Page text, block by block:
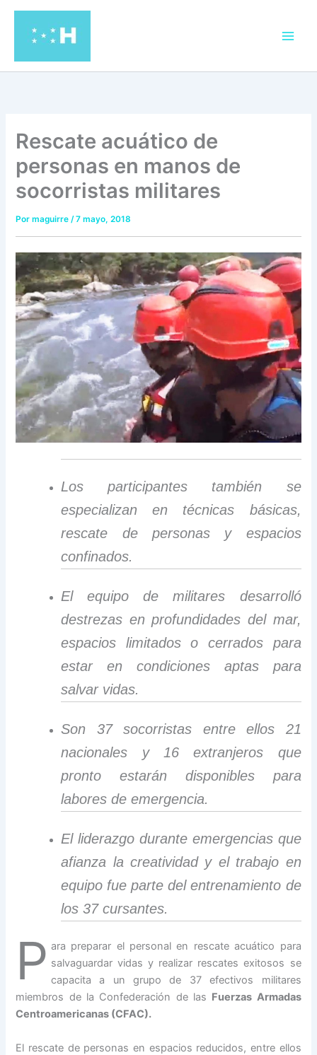
contenido
Rescate acuático de
personas en manos de
socorristas militares
Pormaguirre/7 mayo, 2018
Los participantes también se
especializan en técnicas básicas,
rescate de personas y espacios
confinados.
El equipo de militares desarrolló
destrezas en profundidades del mar,
espacios limitados o cerrados para
estar en condiciones aptas para
salvar vidas.
Son 37 socorristas entre ellos 21
nacionales y 16 extranjeros que
pronto estarán disponibles para
labores de emergencia.
El liderazgo durante emergencias que
afianza la creatividad y el trabajo en
equipo fue parte del entrenamiento de
los 37 cursantes.
P ara preparar el personal en rescate acuático para
salvaguardar vidas y realizar rescates exitosos se
capacita a un grupo de 37 efectivos militares
miembros de la Confederación de las Fuerzas Armadas
Centroamericanas (CFAC).
El rescate de personas en espacios reducidos, entre ellos